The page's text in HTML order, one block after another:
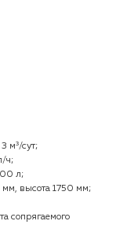
м³/сут;
ч;
л;
высота 1750 мм;
сопрягаемого